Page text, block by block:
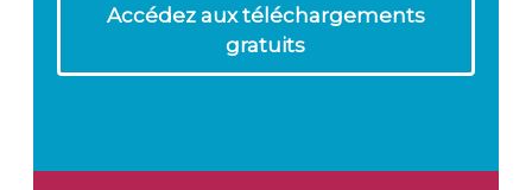
Accédez aux téléchargements
gratuits